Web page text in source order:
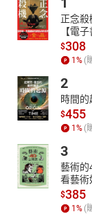
06心寬路就廣
07良好人際關係
08溝通，是為了好
09溝通的障礙
10異中求同vs.同中
11溝通的訣竅
12說話的藝術
13有效溝通是通往
正念殺
【電子
$308
1 % (
2
時間的
$455
1 % (
3
藝術的
看藝術
$385
1 % (